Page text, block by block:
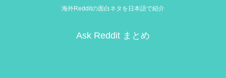
海外Redditの面白ネタを日本語で紹介
Ask Reddit まとめ